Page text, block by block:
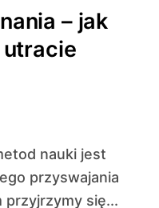
– jak
utracie
przyswajania
się...